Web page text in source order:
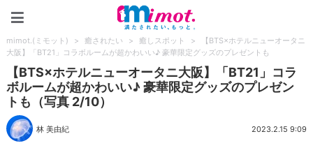
mimot.(ミモット) > 癒されたい > 癒しスポット >
【BTS×ホテルニューオータニ
大阪】「BT21」コラボルームが超かわいい♪ 豪華限定グッズのプレゼントも
【BTS×ホテルニューオータニ大阪】「BT21」コラ
ボルームが超かわいい♪ 豪華限定グッズのプレゼン
トも（写真 2/10）
林 美由紀 2023.2.15 9:09